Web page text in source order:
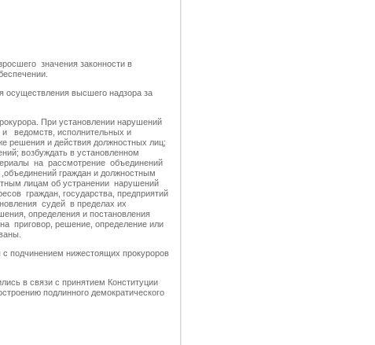
значения законности в
высшего надзора за
При установлении нарушений
и ведомств, исполнительных и
решения и действия должностных лиц;
возбуждать в установленном
на рассмотрение объединений
граждан и должностным
лицам об устранении нарушений
граждан, государства, предприятий
судей в пределах их
определения и постановления
приговор, решение, определение или
подчинением нижестоящих прокуроров
в связи с принятием Конституции
подлинного демократического